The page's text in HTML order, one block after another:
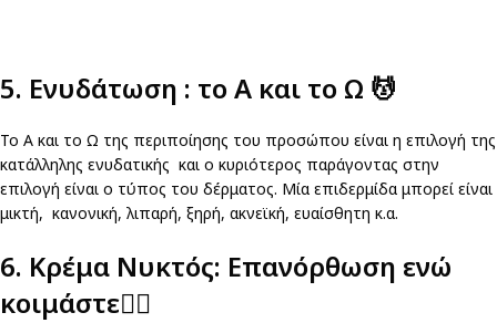
5. Ενυδάτωση : το Α και το Ω 💆
Το Α και το Ω της περιποίησης του προσώπου είναι η επιλογή της
κατάλληλης ενυδατικής και ο κυριότερος παράγοντας στην
επιλογή είναι ο τύπος του δέρματος. Μία επιδερμίδα μπορεί είναι
μικτή, κανονική, λιπαρή, ξηρή, ακνεϊκή, ευαίσθητη κ.α.
6. Κρέμα Νυκτός: Επανόρθωση ενώ
κοιμάστε💆‍♂️